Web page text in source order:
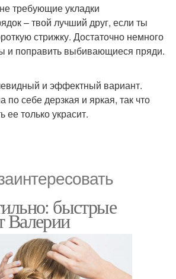
требующие укладки
– твой лучший друг, если ты
стрижку. Достаточно немного
и поправить выбивающиеся пряди.
и эффектный вариант.
по себе дерзкая и яркая, так что
ее только украсит.
быстрые
Валерии